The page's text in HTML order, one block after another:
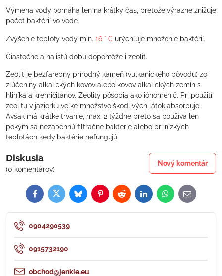
Výmena vody pomáha len na krátky čas, pretože výrazne znižuje
počet baktérií vo vode.
Zvýšenie teploty vody min. 16 ° C urýchľuje množenie baktérií.
Čiastočne a na istú dobu dopomôže i zeolit.
Zeolit je bezfarebný prírodný kameň (vulkanického pôvodu) zo
zlúčeniny alkalických kovov alebo kovov alkalických zemín s
hliníka a kremičitanov. Zeolity pôsobia ako iónomenič. Pri použití
zeolitu v jazierku veľké množstvo škodlivých látok absorbuje.
Avšak má krátke trvanie, max. 2 týždne preto sa používa len
pokým sa nezabehnú filtračné baktérie alebo pri nízkych
teplotách kedy baktérie nefungujú.
Diskusia
(0 komentárov)
Nový komentár
FacebookTwitterBlueskyPinterestRedditLinkedInWhatsApp
E-
mail
0904290539
0915732190
obchod@jenkie.eu